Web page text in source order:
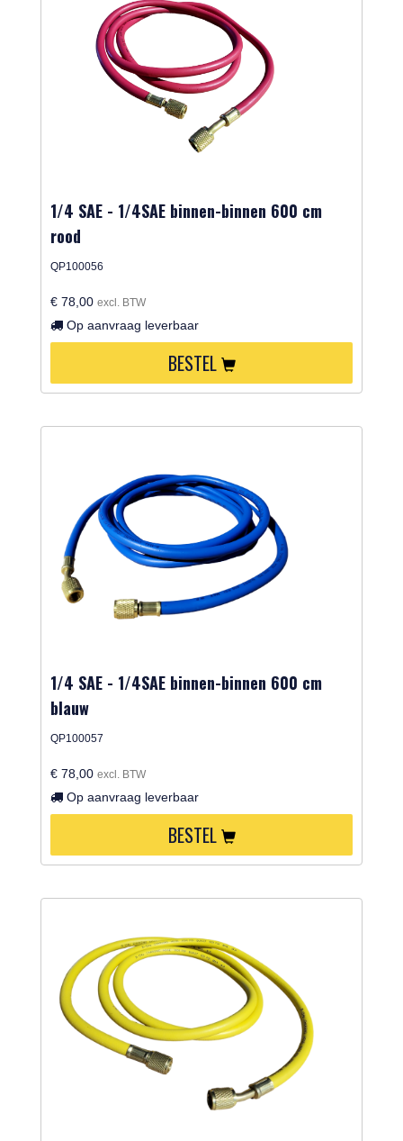
1/4 SAE - 1/4SAE binnen-binnen 600 cm
rood
QP100056
€ 78,00 excl. BTW
Op aanvraag leverbaar
BESTEL
1/4 SAE - 1/4SAE binnen-binnen 600 cm
blauw
QP100057
€ 78,00 excl. BTW
Op aanvraag leverbaar
BESTEL